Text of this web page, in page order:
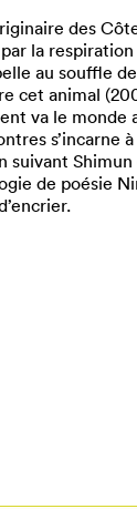
des
la
au souffle
cet animal
va le monde
s’incarne
suivant
de poésie
profil